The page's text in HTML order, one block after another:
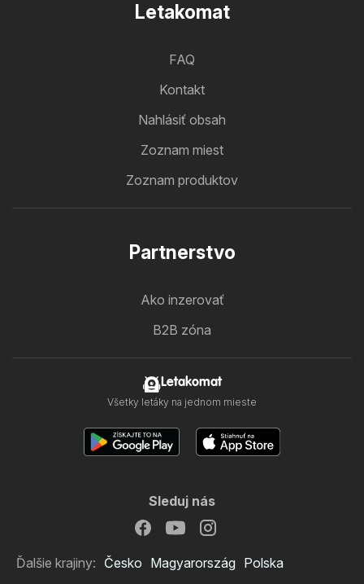
Letakomat
FAQ
Kontakt
Nahlásiť obsah
Zoznam miest
Zoznam produktov
Partnerstvo
Ako inzerovať
B2B zóna
Letakomat
Všetky letáky na jednom mieste
Sleduj nás
Ďalšie krajiny: Česko Magyarország Polska